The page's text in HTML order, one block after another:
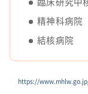
臨床研究中
精神科病院
結核病院
https://